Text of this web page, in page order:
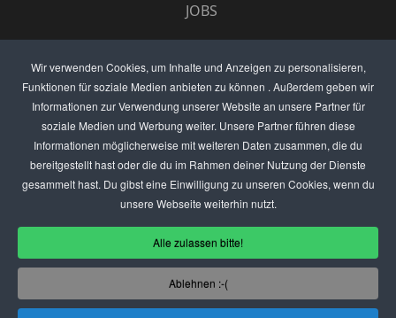
Wir verwenden Cookies, um Inhalte und Anzeigen zu personalisieren,
Funktionen für soziale Medien anbieten zu können . Außerdem geben wir
Informationen zur Verwendung unserer Website an unsere Partner für
soziale Medien und Werbung weiter. Unsere Partner führen diese
Informationen möglicherweise mit weiteren Daten zusammen, die du
bereitgestellt hast oder die du im Rahmen deiner Nutzung der Dienste
gesammelt hast. Du gibst eine Einwilligung zu unseren Cookies, wenn du
unsere Webseite weiterhin nutzt.
Alle zulassen bitte!
Ablehnen :-(
JOBS
ANZEIGEN PREISE
BEWERTET UNS
KONTAKT
THEMENVORSCHLAG
DEIN LOKAL VORSTELLEN
USER